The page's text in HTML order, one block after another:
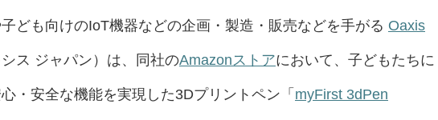
ども向けのIoT機器などの企画・製造・販売などを手がる Oaxis
シス ジャパン）は、同社のAmazonストアにおいて、子どもたちに
・安全な機能を実現した3Dプリントペン「 myFirst 3dPen